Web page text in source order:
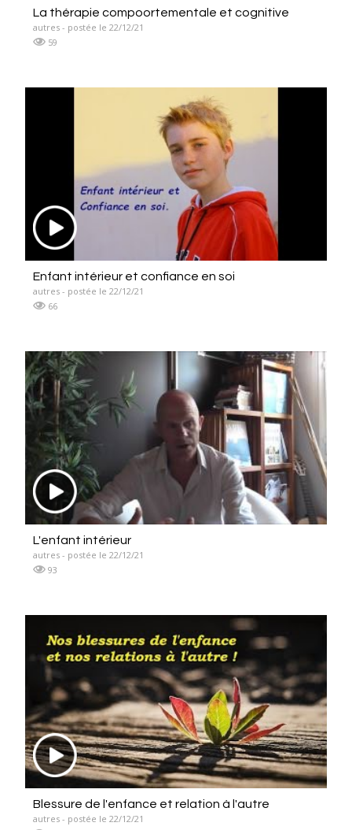
La thérapie compoortementale et cognitive
autres - postée le 22/12/21
59
Enfant intérieur et confiance en soi
autres - postée le 22/12/21
66
L'enfant intérieur
autres - postée le 22/12/21
93
Blessure de l'enfance et relation à l'autre
autres - postée le 22/12/21